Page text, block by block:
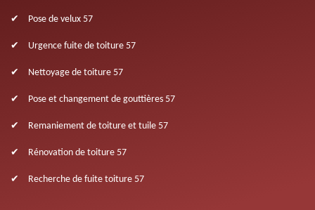
Pose de velux 57
Urgence fuite de toiture 57
Nettoyage de toiture 57
Pose et changement de gouttières 57
Remaniement de toiture et tuile 57
Rénovation de toiture 57
Recherche de fuite toiture 57